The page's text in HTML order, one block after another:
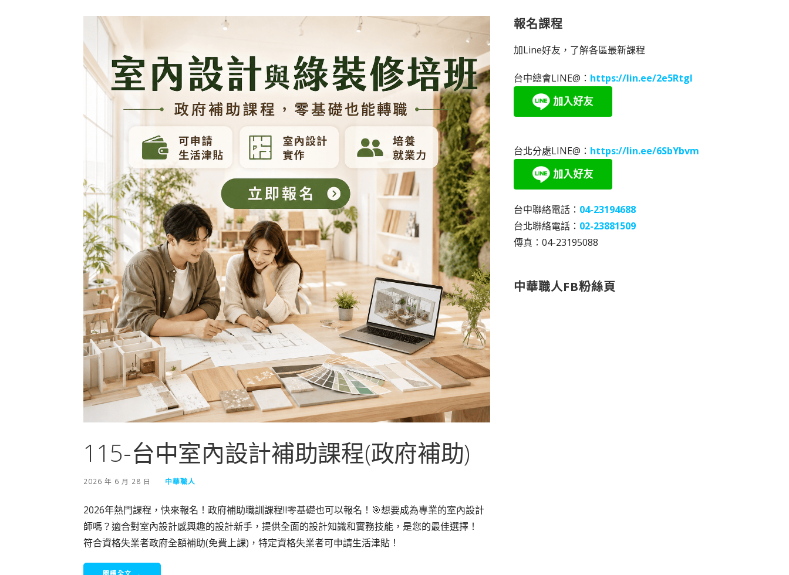
115-台中室內設計補助課程(政府補助)
2026 年 6 月 28 日 中華職人
2026年熱門課程，快來報名！政府補助職訓課程‼️零基礎也可以報名！🎯想要成為專業的室內設計
師嗎？適合對室內設計感興趣的設計新手，提供全面的設計知識和實務技能，是您的最佳選擇！
符合資格失業者政府全額補助(免費上課)，特定資格失業者可申請生活津貼！
報名課程
加Line好友，了解各區最新課程
台中總會LINE@： https://lin.ee/2e5RtgI
台北分處LINE@： https://lin.ee/6SbYbvm
台中聯絡電話： 04-23194688
台北聯絡電話： 02-23881509
傳真：04-23195088
中華職人FB粉絲頁